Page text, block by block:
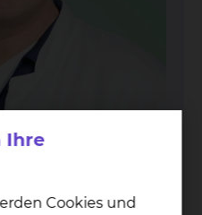
Schmidt
Braunschweig
Ihre
Cookies und